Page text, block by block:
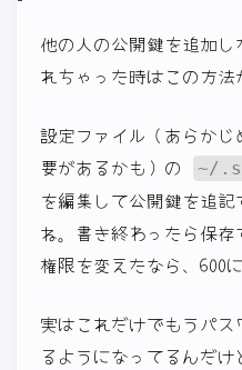
他の人の公開鍵を追加
れちゃった時はこの方法
設定ファイル（あらか
要があるかも）の
~/
を編集して公開鍵を追
ね。書き終わったら保存
権限を変えたなら、600
実はこれだけでもうパ
るようになってるんだ